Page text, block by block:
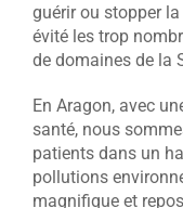
guérir ou stopper
évité les trop
de domaines de la
En Aragon, avec
santé, nous
patients dans un
pollutions
magnifique et